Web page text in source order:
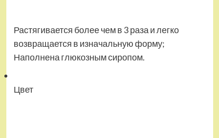
Растягивается более чем в 3 раза и легко
возвращается в изначальную форму;
Наполнена глюкозным сиропом.
Цвет